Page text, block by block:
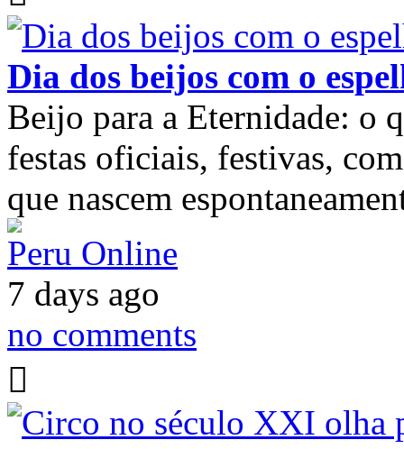
Dia dos beijos com o
Beijo para a Eternidade: o
festas oficiais, festivas,
que nascem
Peru Online
7 days ago
no comments